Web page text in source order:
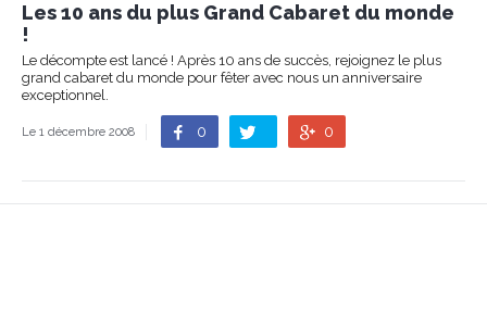
Les 10 ans du plus Grand Cabaret du monde
!
Le décompte est lancé ! Après 10 ans de succès, rejoignez le plus
grand cabaret du monde pour fêter avec nous un anniversaire
exceptionnel.
Le 1 décembre 2008 0 0